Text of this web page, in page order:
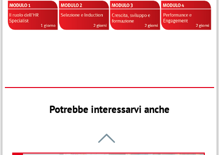
Potrebbe interessarvi anche
